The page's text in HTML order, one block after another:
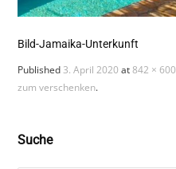
Bild-Jamaika-Unterkunft
Published 3. April 2020 at842 × 600
zum verschenken.
Suche